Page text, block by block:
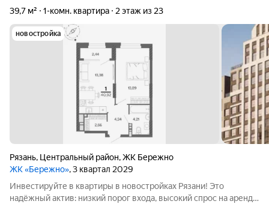
39,7 м² 1-комн. квартира 2 этаж из 23
новостройка
Рязань, Центральный район,ЖК Бережно
ЖК «Бережно», 3 квартал 2029
Инвестируйте в квартиры в новостройках Рязани! Это
надёжный актив: низкий порог входа, высокий спрос на аренду